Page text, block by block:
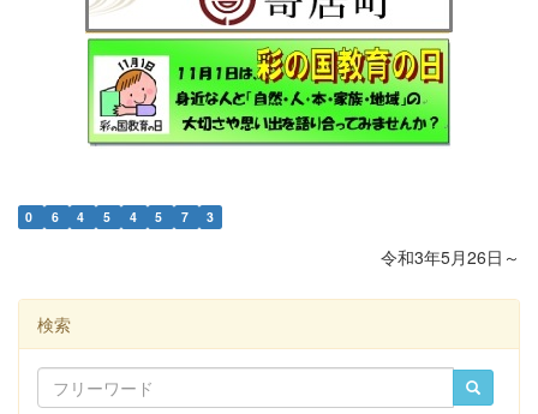
0 6 4 5 4 5 7 3
令和3年5月26日～
検索